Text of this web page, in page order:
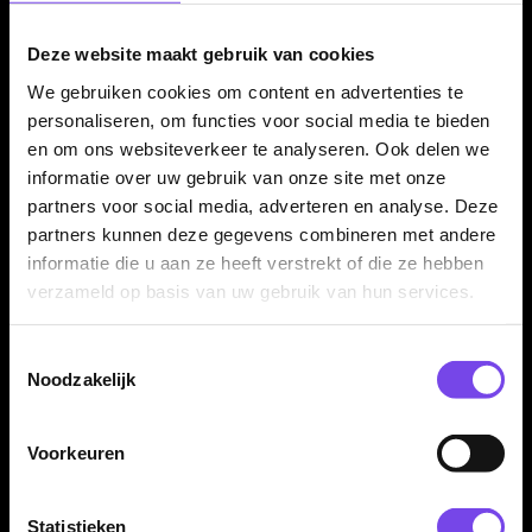
Deze website maakt gebruik van cookies
We gebruiken cookies om content en advertenties te
personaliseren, om functies voor social media te bieden
en om ons websiteverkeer te analyseren. Ook delen we
informatie over uw gebruik van onze site met onze
partners voor social media, adverteren en analyse. Deze
partners kunnen deze gegevens combineren met andere
informatie die u aan ze heeft verstrekt of die ze hebben
verzameld op basis van uw gebruik van hun services.
Noodzakelijk
Voorkeuren
Statistieken
gebruik maakt van het Condor Axe systeem.
Kenmerken van de Condor Axe Flights Black
Condor Axe flight shaft systeem
✓
Flight en shaft in één geheel
✓ Standaard flightvorm
✓ Vaste 90 graden hoek
✓ Zwarte uitvoering
✓ Gemaakt van duurzaam kunststof
✓ Verkrijgbaar in meerdere shaftlengtes
Flight Vorm: